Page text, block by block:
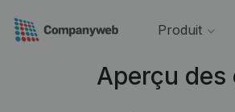
Produit
Aperçu